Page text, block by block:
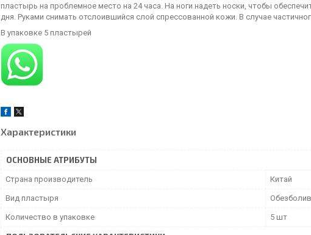
пластырь на проблемное место на 24 часа. На ноги надеть носки, чтобы
дня. Руками снимать отслоившийся слой спрессованной кожи. В случае
В упаковке 5 пластырей
Характеристики
ОСНОВНЫЕ АТРИБУТЫ
Страна производитель Китай
Вид пластыря
Количество в упаковке 5 шт